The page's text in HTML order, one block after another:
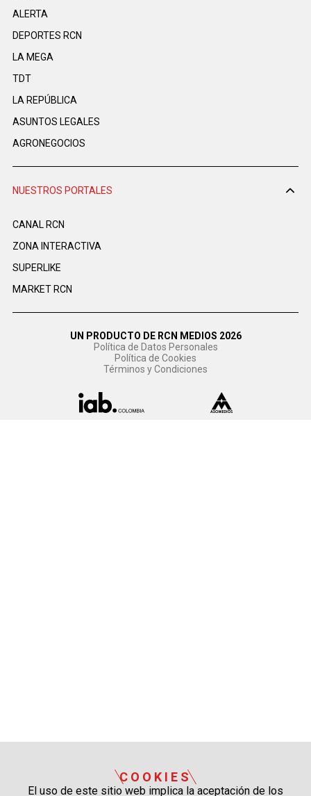
ALERTA
DEPORTES RCN
LA MEGA
TDT
LA REPÚBLICA
ASUNTOS LEGALES
AGRONEGOCIOS
NUESTROS PORTALES
CANAL RCN
ZONA INTERACTIVA
SUPERLIKE
MARKET RCN
UN PRODUCTO DE RCN MEDIOS 2026
Política de Datos Personales
Política de Cookies
Términos y Condiciones
COOKIES
El uso de este sitio web implica la aceptación de los